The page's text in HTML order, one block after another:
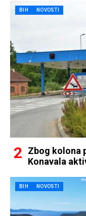
BIH NOVOSTI
Zbog kolona
Konavala
BIH NOVOSTI